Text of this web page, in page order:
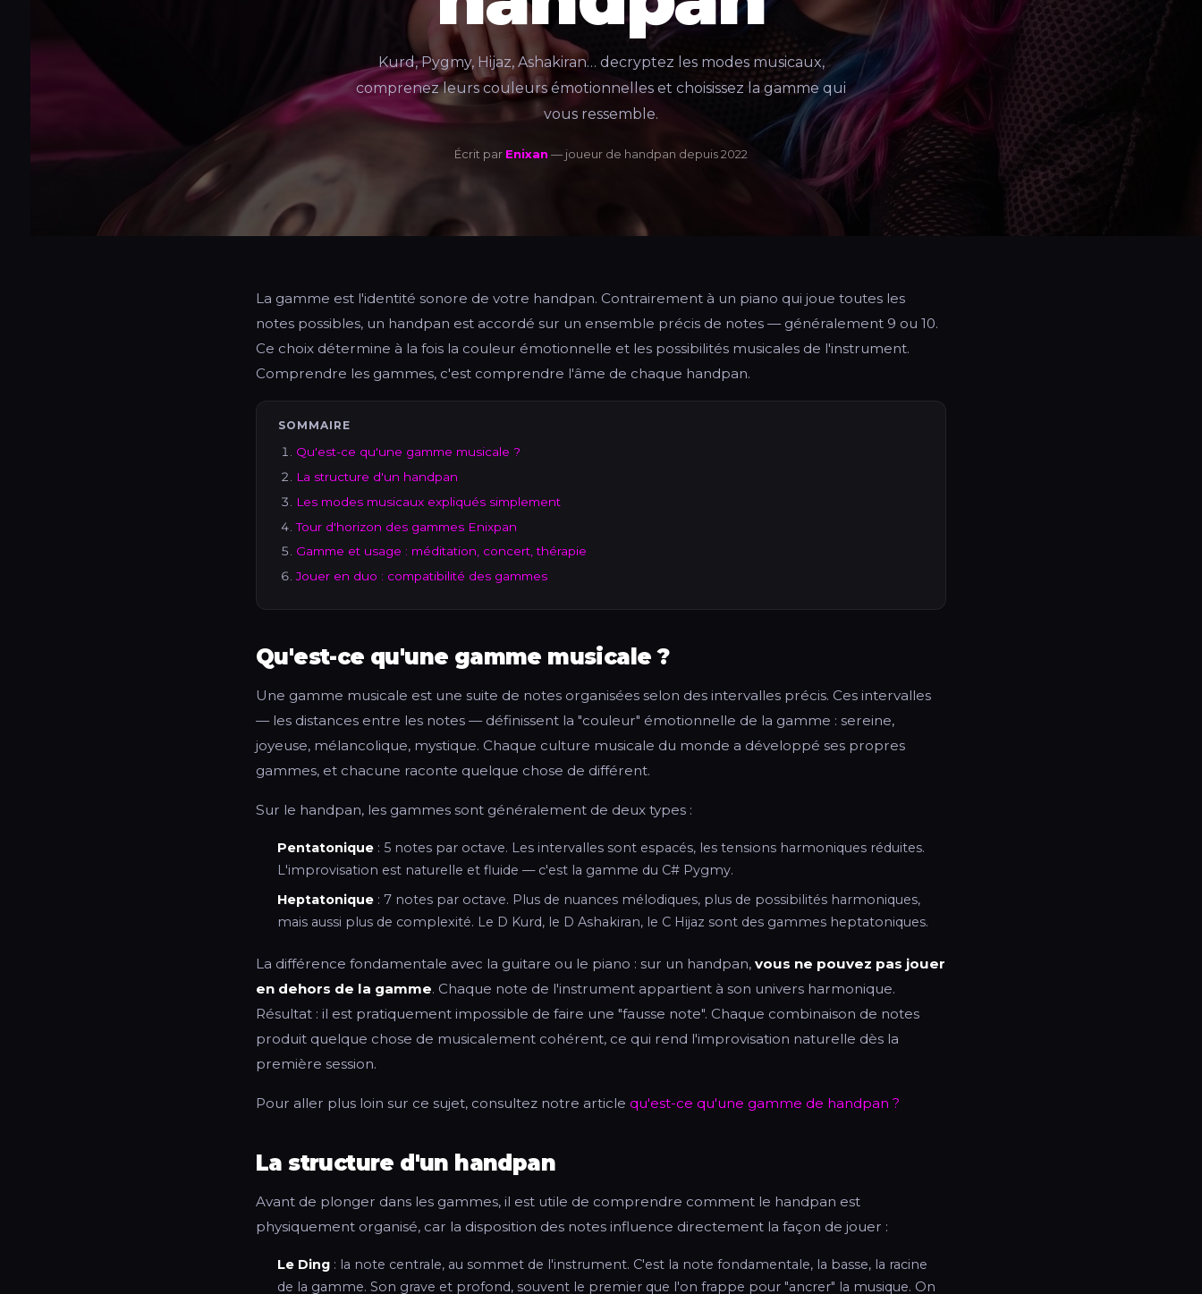
Kurd, Pygmy, Hijaz, Ashakiran… decryptez les modes musicaux,
comprenez leurs couleurs émotionnelles et choisissez la gamme qui
vous ressemble.
Écrit par Enixan — joueur de handpan depuis 2022
La gamme est l'identité sonore de votre handpan. Contrairement à un piano qui joue toutes les
notes possibles, un handpan est accordé sur un ensemble précis de notes — généralement 9 ou 10.
Ce choix détermine à la fois la couleur émotionnelle et les possibilités musicales de l'instrument.
Comprendre les gammes, c'est comprendre l'âme de chaque handpan.
SOMMAIRE
Qu'est-ce qu'une gamme musicale ?
La structure d'un handpan
Les modes musicaux expliqués simplement
Tour d'horizon des gammes Enixpan
Gamme et usage : méditation, concert, thérapie
Jouer en duo : compatibilité des gammes
Qu'est-ce qu'une gamme musicale ?
Une gamme musicale est une suite de notes organisées selon des intervalles précis. Ces intervalles
— les distances entre les notes — définissent la "couleur" émotionnelle de la gamme : sereine,
joyeuse, mélancolique, mystique. Chaque culture musicale du monde a développé ses propres
gammes, et chacune raconte quelque chose de différent.
Sur le handpan, les gammes sont généralement de deux types :
Pentatonique : 5 notes par octave. Les intervalles sont espacés, les tensions harmoniques réduites.
L'improvisation est naturelle et fluide — c'est la gamme du C# Pygmy.
Heptatonique : 7 notes par octave. Plus de nuances mélodiques, plus de possibilités harmoniques,
mais aussi plus de complexité. Le D Kurd, le D Ashakiran, le C Hijaz sont des gammes heptatoniques.
La différence fondamentale avec la guitare ou le piano : sur un handpan, vous ne pouvez pas jouer
en dehors de la gamme. Chaque note de l'instrument appartient à son univers harmonique.
Résultat : il est pratiquement impossible de faire une "fausse note". Chaque combinaison de notes
produit quelque chose de musicalement cohérent, ce qui rend l'improvisation naturelle dès la
première session.
Pour aller plus loin sur ce sujet, consultez notre article qu'est-ce qu'une gamme de handpan ?
La structure d'un handpan
Avant de plonger dans les gammes, il est utile de comprendre comment le handpan est
physiquement organisé, car la disposition des notes influence directement la façon de jouer :
Le Ding : la note centrale, au sommet de l'instrument. C'est la note fondamentale, la basse, la racine
de la gamme. Son grave et profond, souvent le premier que l'on frappe pour "ancrer" la musique. On